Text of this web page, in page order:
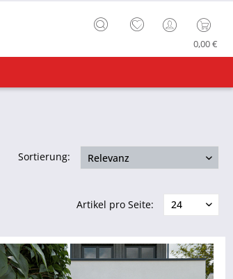
0,00 €
Sortierung:
Artikel pro Seite: